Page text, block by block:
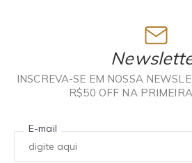
INSCREVA-SE EM NOSSA
R$50 OFF NA
E-mail